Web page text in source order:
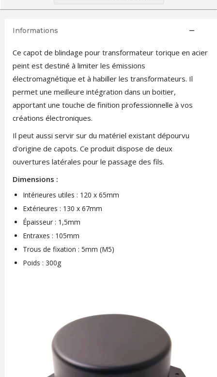
Informations
Ce capot de blindage pour transformateur torique en acier
peint est destiné à limiter les émissions
électromagnétique et à habiller les transformateurs. Il
permet une meilleure intégration dans un boitier,
apportant une touche de finition professionnelle à vos
créations électroniques.
Il peut aussi servir sur du matériel existant dépourvu
d'origine de capots. Ce produit dispose de deux
ouvertures latérales pour le passage des fils.
Dimensions :
Intérieures utiles : 120 x 65mm
Extérieures : 130 x 67mm
Épaisseur : 1,5mm
Entraxes : 105mm
Trous de fixation : 5mm (M5)
Poids : 300g